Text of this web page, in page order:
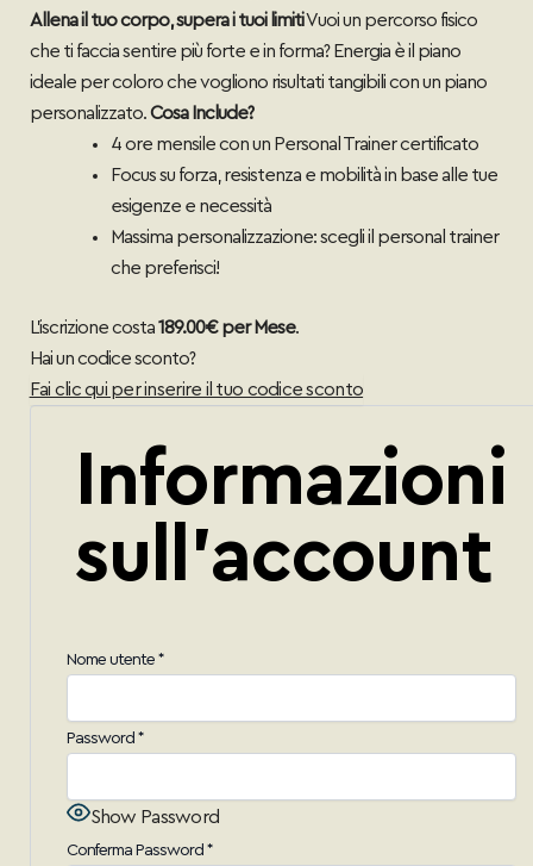
Allena il tuo corpo, supera i tuoi limitiVuoi un percorso fisico
che ti faccia sentire più forte e in forma? Energia è il piano
ideale per coloro che vogliono risultati tangibili con un piano
personalizzato. Cosa Include?
4 ore mensile con un Personal Trainer certificato
Focus su forza, resistenza e mobilità in base alle tue
esigenze e necessità
Massima personalizzazione: scegli il personal trainer
che preferisci!
L'iscrizione costa189.00€ per Mese.
Hai un codice sconto?
Fai clic qui per inserire il tuo codice sconto
Informazioni
sull'account
Nome utente *
Password *
Show Password
Conferma Password *